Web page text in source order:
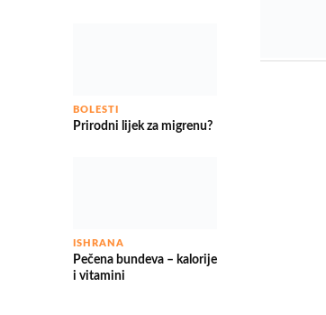
BOLESTI
Prirodni lijek za migrenu?
ISHRANA
Pečena bundeva – kalorije
i vitamini